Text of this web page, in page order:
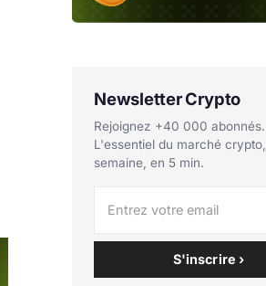
Newsletter Crypto
Rejoignez +40 000 abonnés.
L'essentiel du marché
semaine, en 5 min.
S'inscrire ›